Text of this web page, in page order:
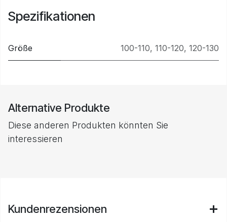
Spezifikationen
Größe 100-110, 110-120, 120-130
Alternative Produkte
Diese anderen Produkten könnten Sie
interessieren
Kundenrezensionen